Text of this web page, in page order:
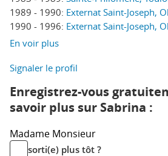
1989 - 1990: Externat Saint-Joseph,
1990 - 1996: Externat Saint-Joseph,
En voir plus
Signaler le profil
Enregistrez-vous
savoir plus sur Sabrina :
Madame Monsieur
sorti(e) plus tôt ?